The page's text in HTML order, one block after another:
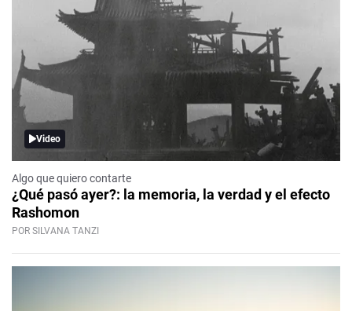
Video
Algo que quiero contarte
¿Qué pasó ayer?: la memoria, la verdad y el efecto
Rashomon
POR SILVANA TANZI